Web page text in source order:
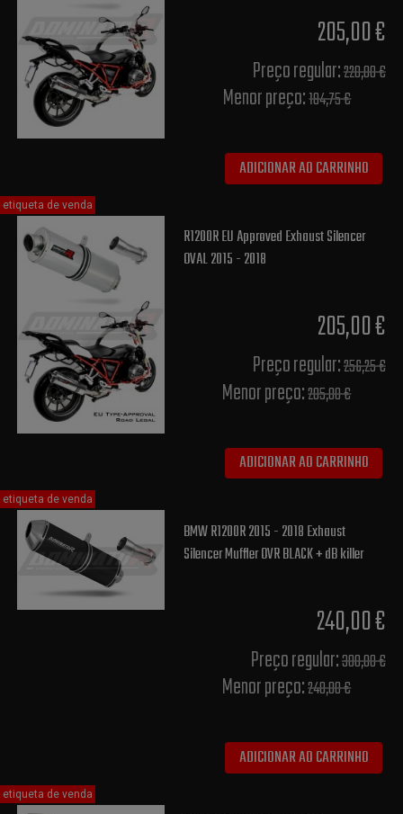
205,00 €
Preço regular:220,00 €
Menor preço:184,75 €
ADICIONAR AO CARRINHO
R1200R EU Approved Exhaust Silencer
OVAL 2015 - 2018
205,00 €
Preço regular:256,25 €
Menor preço:205,00 €
ADICIONAR AO CARRINHO
etiqueta de venda
BMW R1200R 2015 - 2018 Exhaust
Silencer Muffler OVR BLACK + dB killer
240,00 €
Preço regular:300,00 €
Menor preço:240,00 €
ADICIONAR AO CARRINHO
etiqueta de venda
etiqueta de venda